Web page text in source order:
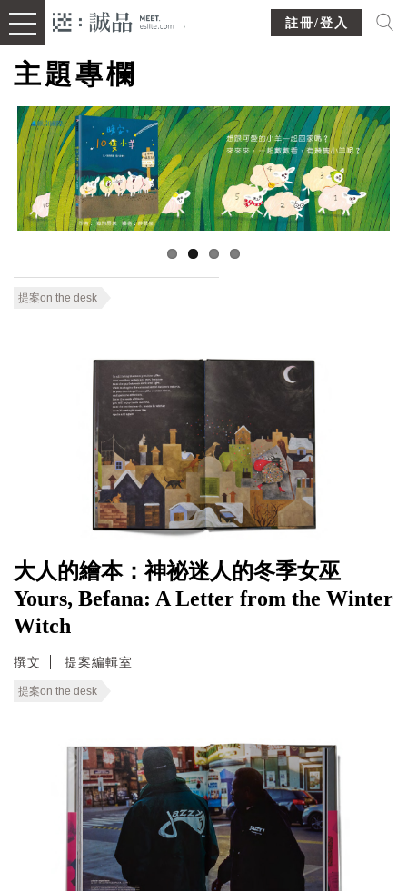
註冊/登入
主題專欄
提案on the desk
大人的繪本：神祕迷人的冬季女巫
Yours, Befana: A Letter from the Winter
Witch
撰文 提案編輯室
提案on the desk